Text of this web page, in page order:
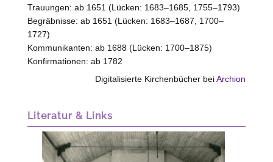
Trauungen: ab 1651 (Lücken: 1683–1685, 1755–1793)
Begräbnisse: ab 1651 (Lücken: 1683–1687, 1700–
1727)
Kommunikanten: ab 1688 (Lücken: 1700–1875)
Konfirmationen: ab 1782
Digitalisierte Kirchenbücher beiArchion
Literatur & Links